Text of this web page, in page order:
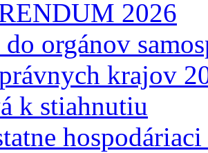
2026
orgánov
krajov
k stiahnutiu